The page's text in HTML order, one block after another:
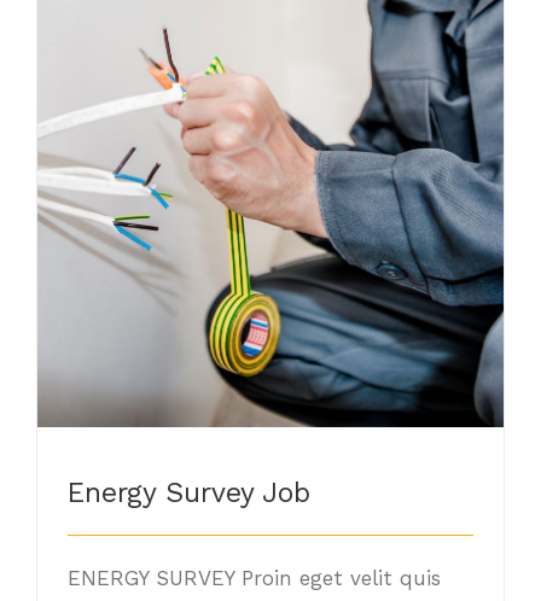
Energy Survey Job
Energy Survey Job
ENERGY SURVEY Proin eget velit quis